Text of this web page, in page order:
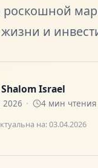
роскошной
и
Israel
2026 4мин чтения
на:03.04.2026